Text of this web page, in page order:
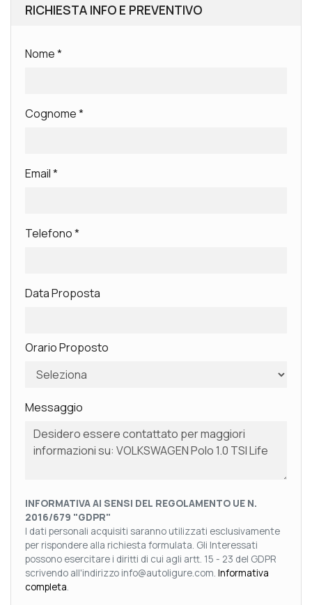
RICHIESTA INFO E PREVENTIVO
Nome*
Cognome*
Email*
Telefono*
Data Proposta
Orario Proposto
Messaggio
INFORMATIVA AI SENSI DEL REGOLAMENTO UE N.
2016/679 "GDPR"
I dati personali acquisiti saranno utilizzati esclusivamente
per rispondere alla richiesta formulata. Gli Interessati
possono esercitare i diritti di cui agli artt. 15 - 23 del GDPR
scrivendo all'indirizzo info@autoligure.com. Informativa
completa.